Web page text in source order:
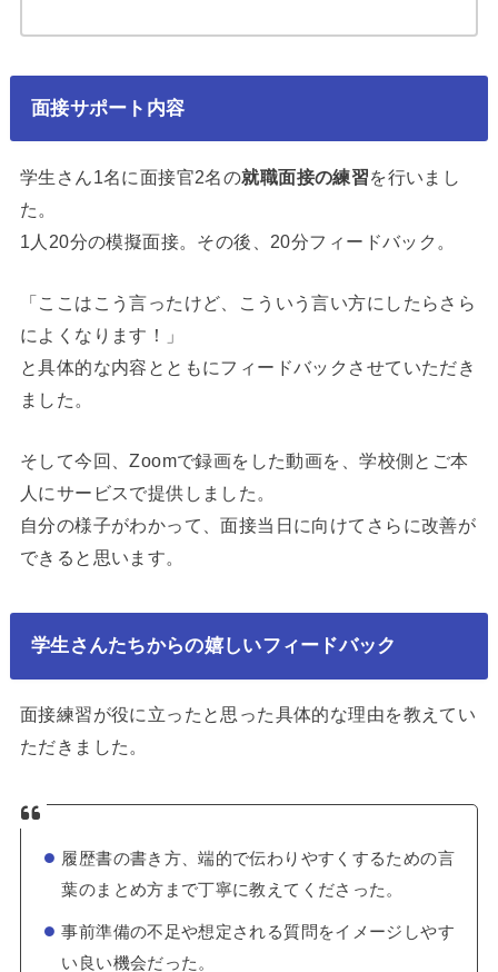
面接サポート内容
学生さん1名に面接官2名の就職面接の練習を行いまし
た。
1人20分の模擬面接。その後、20分フィードバック。
「ここはこう言ったけど、こういう言い方にしたらさら
によくなります！」
と具体的な内容とともにフィードバックさせていただき
ました。
そして今回、Zoomで録画をした動画を、学校側とご本
人にサービスで提供しました。
自分の様子がわかって、面接当日に向けてさらに改善が
できると思います。
学生さんたちからの嬉しいフィードバック
面接練習が役に立ったと思った具体的な理由を教えてい
ただきました。
履歴書の書き方、端的で伝わりやすくするための言
葉のまとめ方まで丁寧に教えてくださった。
事前準備の不足や想定される質問をイメージしやす
い良い機会だった。